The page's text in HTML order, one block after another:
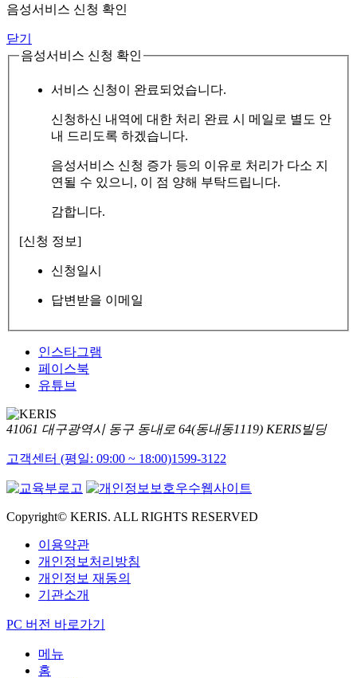
음성서비스 신청 확인
닫기
음성서비스 신청 확인
서비스 신청이 완료되었습니다.
신청하신 내역에 대한 처리 완료 시 메일로 별도 안
내 드리도록 하겠습니다.
음성서비스 신청 증가 등의 이유로 처리가 다소 지
연될 수 있으니, 이 점 양해 부탁드립니다.
감합니다.
[신청 정보]
신청일시
답변받을 이메일
인스타그램
페이스북
유튜브
41061 대구광역시 동구 동내로 64(동내동1119) KERIS빌딩
고객센터 (평일: 09:00 ~ 18:00)1599-3122
Copyright© KERIS. ALL RIGHTS RESERVED
이용약관
개인정보처리방침
개인정보 재동의
기관소개
PC 버전 바로가기
메뉴
홈